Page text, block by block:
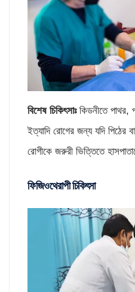
বিশেষ চিকিৎসাঃকিডনীতে পাথর,
ইত্যাদি রোগের জন্য যদি পিঠের
রোগীকে জরুরী ভিত্তিতে
ফিজিওথেরাপী চিকিৎসা